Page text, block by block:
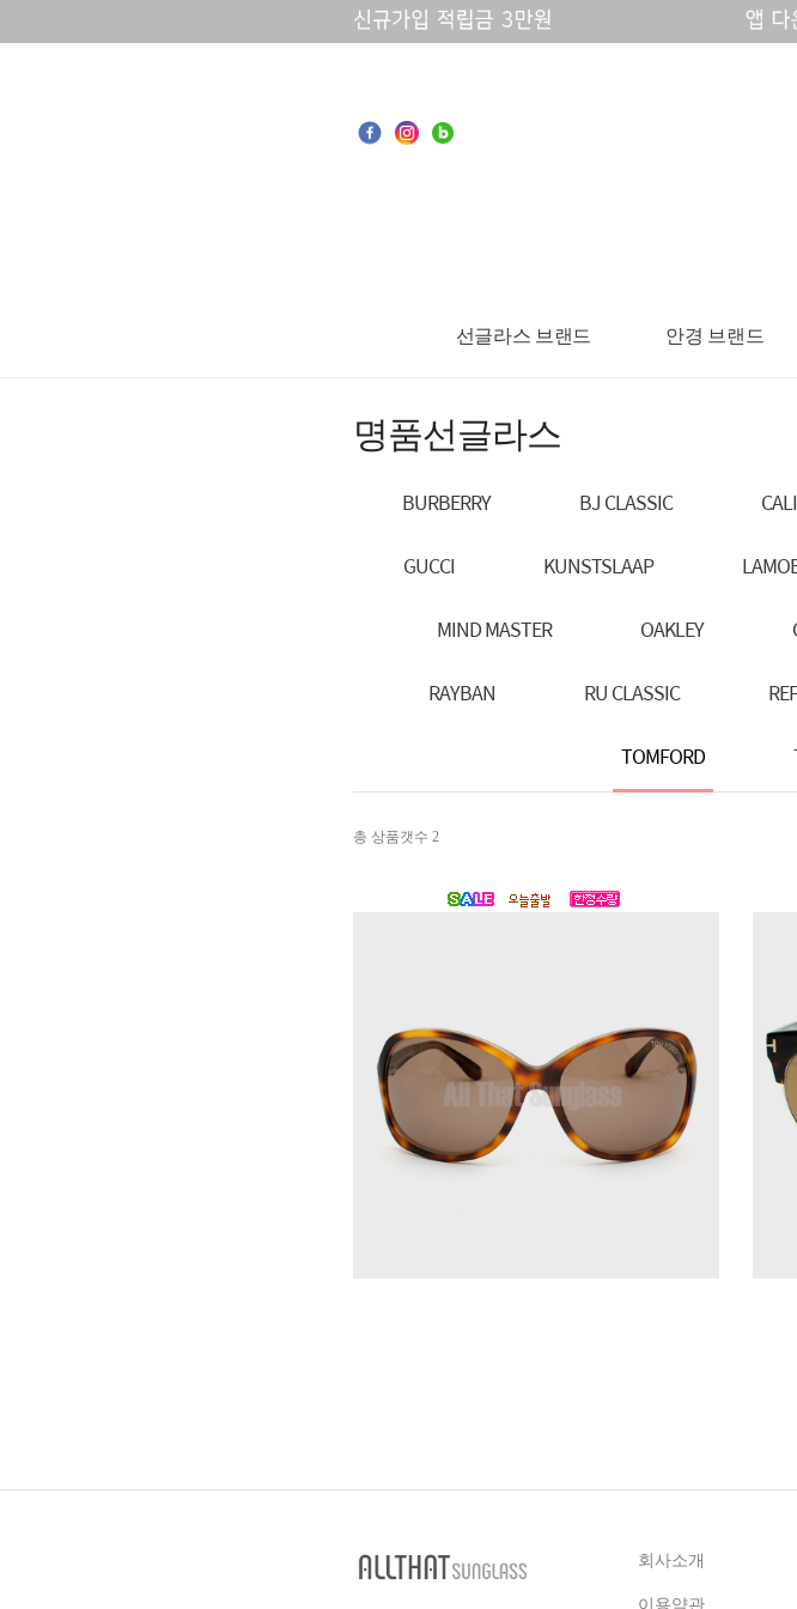
선글라스 브랜드 안경 브랜드
명품선글라스
BURBERRY BJ CLASSIC
GUCCI KUNSTSLAAP
MIND MASTER OAKLEY
RAYBAN RU CLASSIC
TOMFORD
총 상품갯수 2
회사소개
이용약관